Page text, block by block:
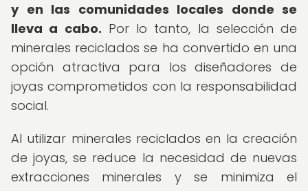
y en las comunidades locales donde se
lleva a cabo. Por lo tanto, la selección de
minerales reciclados se ha convertido en una
opción atractiva para los diseñadores de
joyas comprometidos con la responsabilidad
social.
Al utilizar minerales reciclados en la creación
de joyas, se reduce la necesidad de nuevas
extracciones minerales y se minimiza el